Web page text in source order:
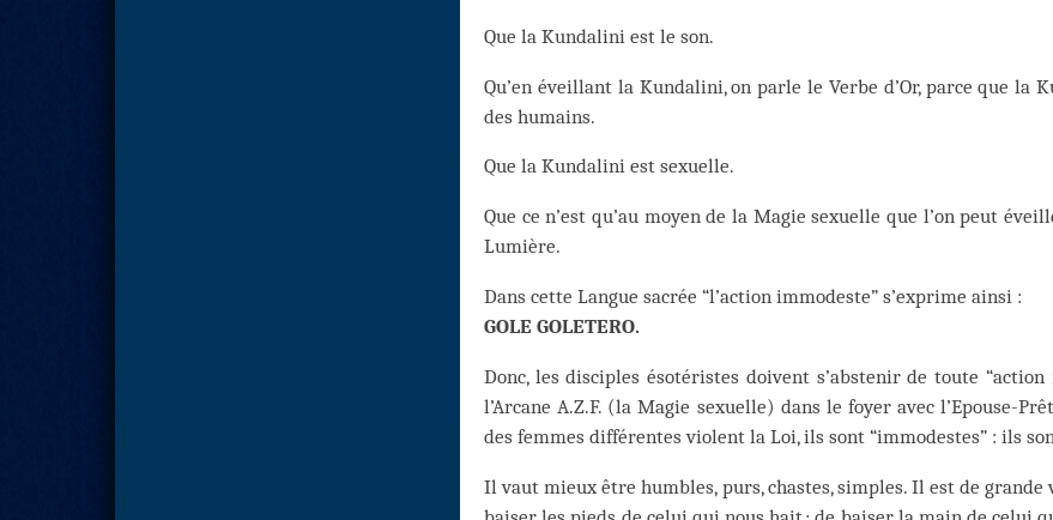
Que la Kundalini est le son.
Qu’en éveillant la Kundalini, on parle le Verbe d’Or, parce que la
des humains.
Que la Kundalini est sexuelle.
Que ce n’est qu’au moyen de la Magie sexuelle que l’on peut
Lumière.
Dans cette Langue sacrée “l’action immodeste” s’exprime ainsi :
GOLE GOLETERO.
Donc, les disciples ésotéristes doivent s’abstenir de toute
l’Arcane A.Z.F. (la Magie sexuelle) dans le foyer avec l’Epouse-
des femmes différentes violent la Loi, ils sont “immodestes” : ils
Il vaut mieux être humbles, purs, chastes, simples. Il est de